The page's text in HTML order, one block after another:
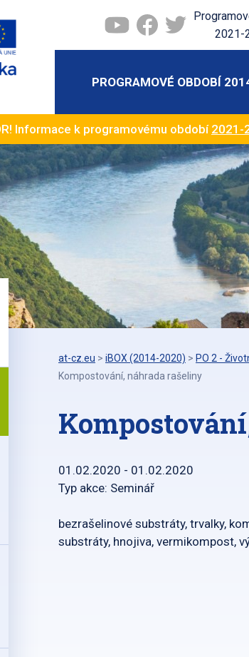
2021-
PROGRAMOVÉ OBDOBÍ
Informace k programovému období2021-
at-cz.eu > iBOX (2014-2020) > PO 2 -
Kompostování, náhrada rašeliny
01.02.2020 - 01.02.2020
Typ akce: Seminář
bezrašelinové substráty, trvalky,
substráty, hnojiva, vermikompost,